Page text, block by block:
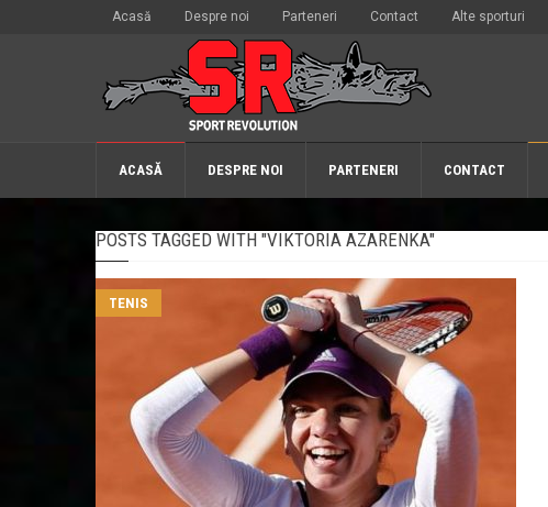
Acasă Despre noi Parteneri Contact Alte sporturi
ACASĂ DESPRE NOI PARTENERI CONTACT
POSTS TAGGED WITH "VIKTORIA AZARENKA"
TENIS